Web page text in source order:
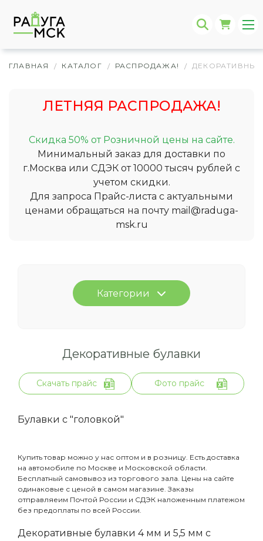
ГЛАВНАЯ / КАТАЛОГ / РАСПРОДАЖА! /
ЛЕТНЯЯ РАСПРОДАЖА!
Скидка 50% от Розничной цены на сайте.
Минимальный заказ для доставки по
г.Москва или СДЭК от 10000 тысяч рублей с
учетом скидки.
Для запроса Прайс-листа с актуальными
ценами обращаться на почту mail@raduga-
msk.ru
Категории
Декоративные булавки
Скачать прайс Фото прайс
Булавки с "головкой"
Купить товар можно у нас оптом и в розницу. Есть доставка
на автомобиле по Москве и Московской области.
Бесплатный самовывоз из торгового зала. Цены на сайте
одинаковые с ценой в самом магазине. Заказы
отправляеим Почтой России и СДЭК наложенным платежом
без предоплаты по всей России.
Декоративные булавки 4 мм и 5,5 мм с